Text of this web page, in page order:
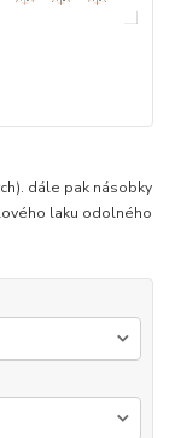
dále pak násobky
laku odolného